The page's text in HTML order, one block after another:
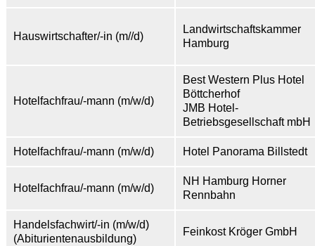
Hauswirtschafter/-in (m//d)
Landwirtschaftskammer
Hamburg
Hotelfachfrau/-mann (m/w/d)
Best Western Plus Hotel
Böttcherhof
JMB Hotel-
Betriebsgesellschaft mbH
Hotelfachfrau/-mann (m/w/d) Hotel Panorama Billstedt
Hotelfachfrau/-mann (m/w/d)
NH Hamburg Horner
Rennbahn
Handelsfachwirt/-in (m/w/d)
(Abiturientenausbildung)
Feinkost Kröger GmbH